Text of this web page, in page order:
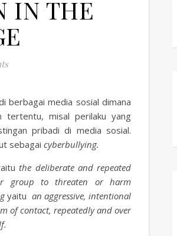
IN THE
berbagai media sosial dimana
tertentu, misal perilaku yang
pribadi di media sosial.
sebagai cyberbullying.
the deliberate and repeated
group to threaten or harm
yaitu an aggressive, intentional
of contact, repeatedly and over